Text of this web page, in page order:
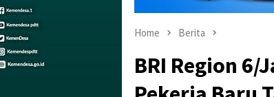
Home Berita
BRI Region